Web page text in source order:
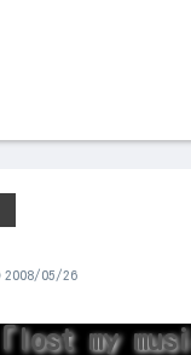
「lost my
2008/05/26